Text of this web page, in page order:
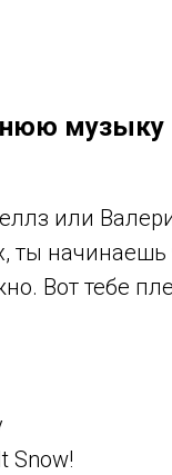
музыку
или
ты начинаешь
Вот тебе
Snow!